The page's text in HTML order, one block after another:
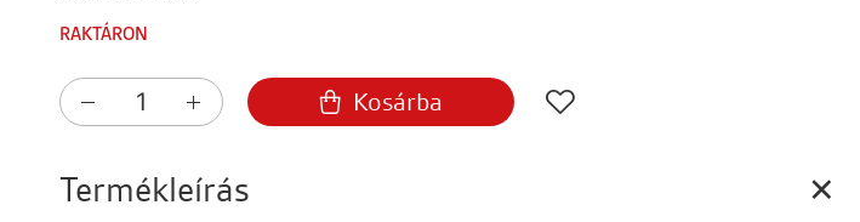
RAKTÁRON
Kosárba
Termékleírás